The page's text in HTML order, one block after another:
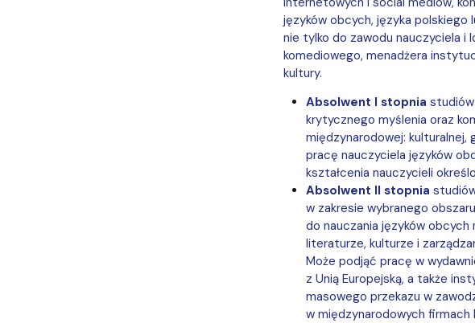
języków obcych, języka polskiego
nie tylko do zawodu nauczyciela i
komediowego, menadżera
kultury.
Absolwent I stopnia
krytycznego myślenia oraz
międzynarodowej:
pracę nauczyciela języków
kształcenia nauczycieli
Absolwent II stopnia
w zakresie wybranego
do nauczania języków
literaturze, kulturze i
Może podjąć pracę w
z Unią Europejską, a także
masowego przekazu w
w międzynarodowych